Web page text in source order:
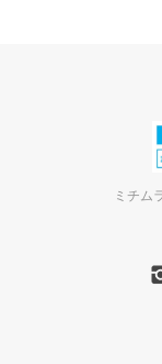
ミチム